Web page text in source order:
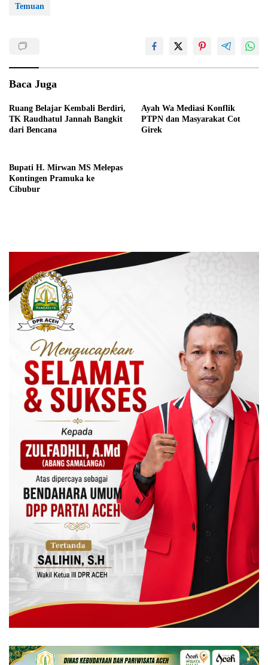
Temuan
Baca Juga
Ruang Belajar Kembali Berdiri,
TK Raudhatul Jannah Bangkit
dari Bencana
Ayah Wa Mediasi Konflik
PTPN dan Masyarakat Cot
Girek
Bupati H. Mirwan MS Melepas
Kontingen Pramuka ke
Cibubur